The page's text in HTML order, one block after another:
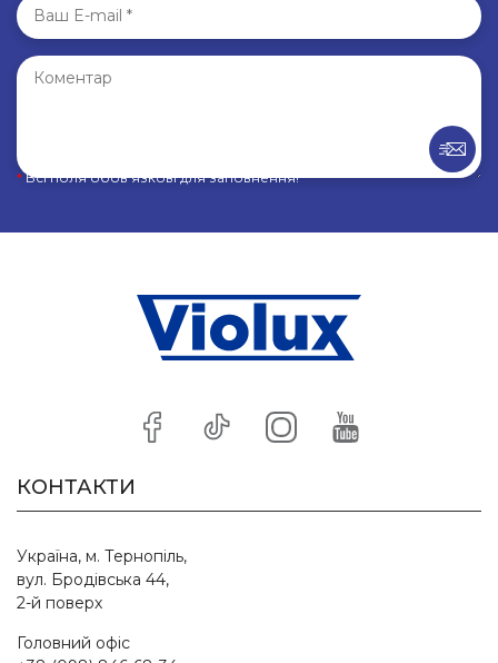
*Всі поля обов’язкові для заповнення!
КОНТАКТИ
Україна, м. Тернопіль,
вул. Бродівська 44,
2-й поверх
Головний офіс